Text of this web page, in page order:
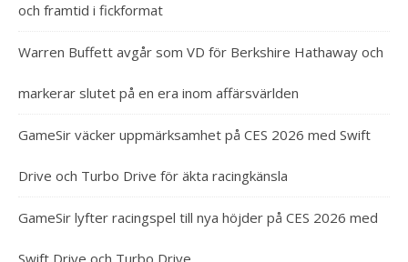
och framtid i fickformat
Warren Buffett avgår som VD för Berkshire Hathaway och
markerar slutet på en era inom affärsvärlden
GameSir väcker uppmärksamhet på CES 2026 med Swift
Drive och Turbo Drive för äkta racingkänsla
GameSir lyfter racingspel till nya höjder på CES 2026 med
Swift Drive och Turbo Drive